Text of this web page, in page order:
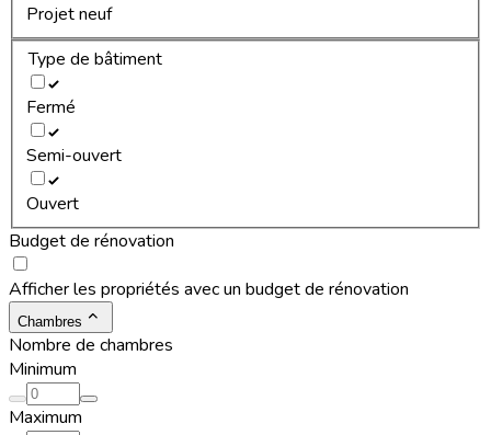
Projet neuf
Type de bâtiment
Fermé
Semi-ouvert
Ouvert
Budget de rénovation
Afficher les propriétés avec un budget de rénovation
Chambres
Nombre de chambres
Minimum
Maximum